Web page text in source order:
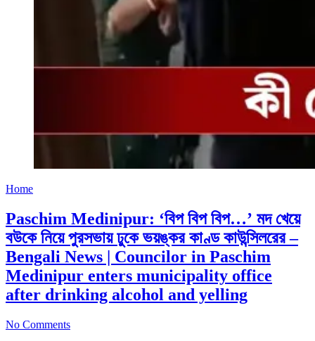
Home
Paschim Medinipur: ‘বিপ বিপ বিপ…’ মদ খেয়ে
বউকে নিয়ে পুরসভায় ঢুকে ভয়ঙ্কর কাণ্ড কাউন্সিলরের –
Bengali News | Councilor in Paschim
Medinipur enters municipality office
after drinking alcohol and yelling
No Comments